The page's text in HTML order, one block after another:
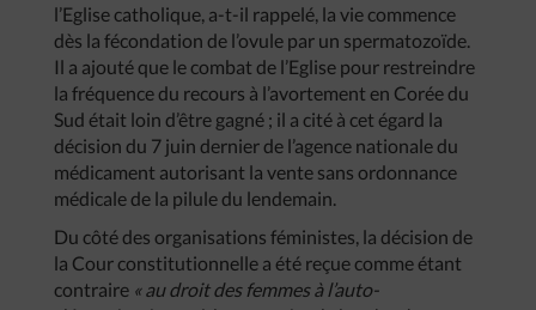
l’Eglise catholique, a-t-il rappelé, la vie commence
dès la fécondation de l’ovule par un spermatozoïde.
Il a ajouté que le combat de l’Eglise pour restreindre
la fréquence du recours à l’avortement en Corée du
Sud était loin d’être gagné ; il a cité à cet égard la
décision du 7 juin dernier de l’agence nationale du
médicament autorisant la vente sans ordonnance
médicale de la pilule du lendemain.
Du côté des organisations féministes, la décision de
la Cour constitutionnelle a été reçue comme étant
contraire « au droit des femmes à l’auto-